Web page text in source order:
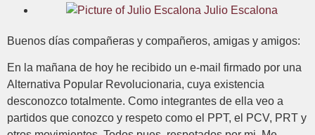
Julio Escalona
Buenos días compañeras y compañeros, amigas y amigos:
En la mañana de hoy he recibido un e-mail firmado por una
Alternativa Popular Revolucionaria, cuya existencia
desconozco totalmente. Como integrantes de ella veo a
partidos que conozco y respeto como el PPT, el PCV, PRT y